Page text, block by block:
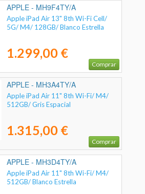
APPLE - MH9F4TY/A
Apple iPad Air 13" 8th Wi-Fi Cell/
5G/ M4/ 128GB/ Blanco Estrella
1.299,00 €
Comprar
APPLE - MH3A4TY/A
Apple iPad Air 11" 8th Wi-Fi/ M4/
512GB/ Gris Espacial
1.315,00 €
Comprar
APPLE - MH3D4TY/A
Apple iPad Air 11" 8th Wi-Fi/ M4/
512GB/ Blanco Estrella